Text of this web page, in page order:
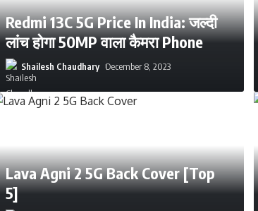
Redmi 13C 5G Price In India: जल्दी
लांच होगा 50MP वाला कैमरा Phone
Shailesh Chaudhary December 8, 2023
Lava Agni 2 5G Back Cover [Top
5]